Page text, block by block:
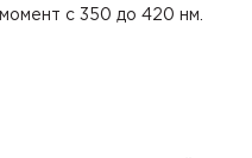
момент с 350 до 420 нм.